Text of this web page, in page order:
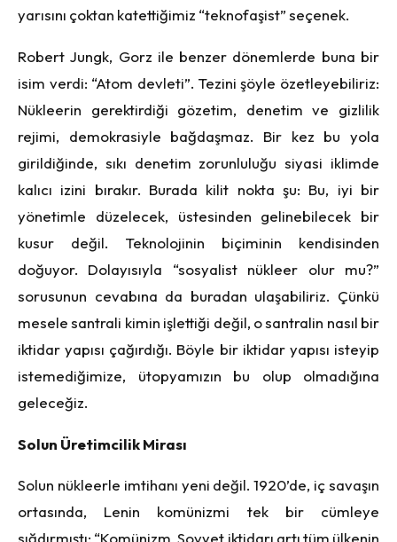
yarısını çoktan katettiğimiz “teknofaşist” seçenek.
Robert Jungk, Gorz ile benzer dönemlerde buna bir
isim verdi: “Atom devleti”. Tezini şöyle özetleyebiliriz:
Nükleerin gerektirdiği gözetim, denetim ve gizlilik
rejimi, demokrasiyle bağdaşmaz. Bir kez bu yola
girildiğinde, sıkı denetim zorunluluğu siyasi iklimde
kalıcı izini bırakır. Burada kilit nokta şu: Bu, iyi bir
yönetimle düzelecek, üstesinden gelinebilecek bir
kusur değil. Teknolojinin biçiminin kendisinden
doğuyor. Dolayısıyla “sosyalist nükleer olur mu?”
sorusunun cevabına da buradan ulaşabiliriz. Çünkü
mesele santrali kimin işlettiği değil, o santralin nasıl bir
iktidar yapısı çağırdığı. Böyle bir iktidar yapısı isteyip
istemediğimize, ütopyamızın bu olup olmadığına
geleceğiz.
Solun Üretimcilik Mirası
Solun nükleerle imtihanı yeni değil. 1920’de, iç savaşın
ortasında, Lenin komünizmi tek bir cümleye